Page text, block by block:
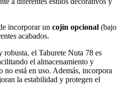
incorporar un cojín opcional (bajo
acabados.
robusta, el Taburete Nuta 78 es
el almacenamiento y
no está en uso. Además, incorpora
la estabilidad y protegen el